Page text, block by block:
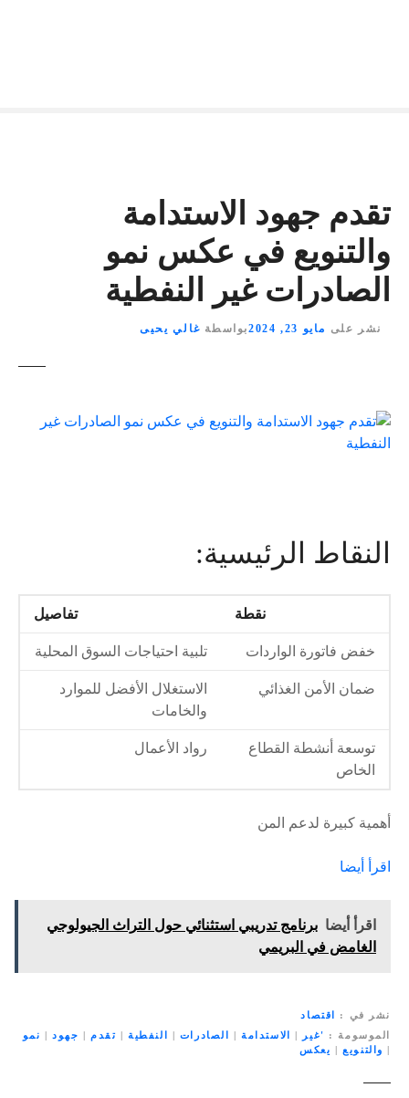
تقدم جهود الاستدامة
والتنويع في عكس نمو
الصادرات غير النفطية
نشر على مايو 23, 2024 بواسطة غالي يحيى
النقاط الرئيسية:
نقطة تفاصيل
خفض فاتورة الواردات تلبية احتياجات السوق المحلية
ضمان الأمن الغذائي
الاستغلال الأفضل للموارد
والخامات
توسعة أنشطة القطاع
الخاص
رواد الأعمال
أهمية كبيرة لدعم المن
اقرأ أيضا
اقرأ أيضا برنامج تدريبي استثنائي حول التراث الجيولوجي
الغامض في البريمي
نشر في
اقتصاد
الموسومة
'غير | الاستدامة| الصادرات | النفطية| تقدم | جهود| نمو
| والتنويع | يعكس